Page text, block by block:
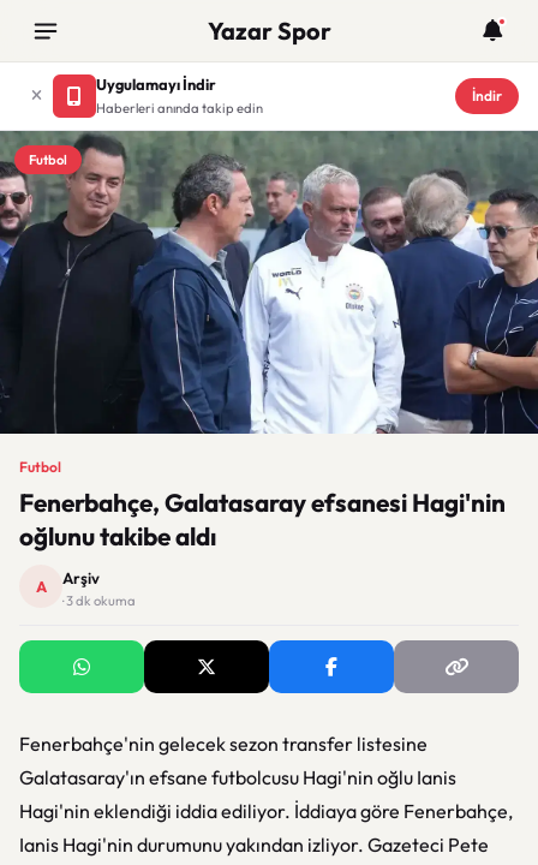
Yazar Spor
Uygulamayı İndir
Haberleri anında takip edin
İndir
Futbol
Futbol
Fenerbahçe, Galatasaray efsanesi Hagi'nin
oğlunu takibe aldı
A Arşiv
· 3 dk okuma
Fenerbahçe'nin gelecek sezon transfer listesine
Galatasaray'ın efsane futbolcusu Hagi'nin oğlu Ianis
Hagi'nin eklendiği iddia ediliyor. İddiaya göre Fenerbahçe,
Ianis Hagi'nin durumunu yakından izliyor. Gazeteci Pete